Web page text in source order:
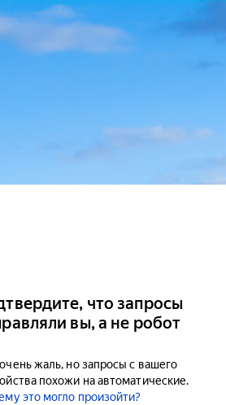
что запросы
вы, а не робот
жаль, но запросы с вашего
похожи на автоматические.
это могло произойти?